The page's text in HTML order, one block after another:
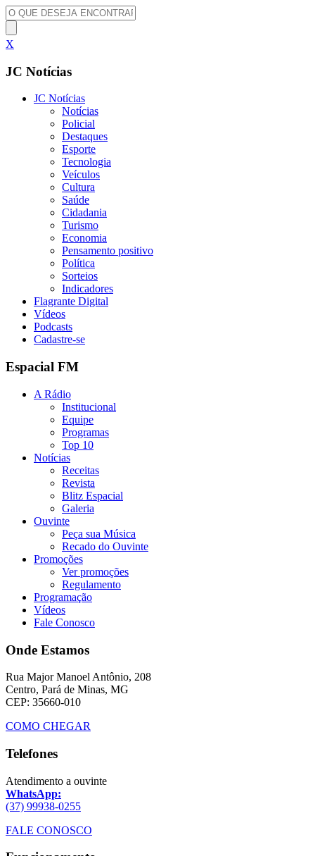
X
JC Notícias
JC Notícias
Notícias
Policial
Destaques
Esporte
Tecnologia
Veículos
Cultura
Saúde
Cidadania
Turismo
Economia
Pensamento positivo
Política
Sorteios
Indicadores
Flagrante Digital
Vídeos
Podcasts
Cadastre-se
Espacial FM
A Rádio
Institucional
Equipe
Programas
Top 10
Notícias
Receitas
Revista
Blitz Espacial
Galeria
Ouvinte
Peça sua Música
Recado do Ouvinte
Promoções
Ver promoções
Regulamento
Programação
Vídeos
Fale Conosco
Onde Estamos
Rua Major Manoel Antônio, 208
Centro, Pará de Minas, MG
CEP: 35660-010
COMO CHEGAR
Telefones
Atendimento a ouvinte
WhatsApp:
(37) 99938-0255
FALE CONOSCO